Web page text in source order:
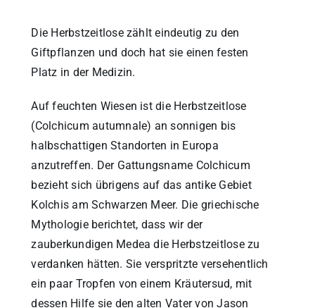
Die Herbstzeitlose zählt eindeutig zu den
Giftpflanzen und doch hat sie einen festen
Platz in der Medizin.
Auf feuchten Wiesen ist die Herbstzeitlose
(Colchicum autumnale) an sonnigen bis
halbschattigen Standorten in Europa
anzutreffen. Der Gattungsname Colchicum
bezieht sich übrigens auf das antike Gebiet
Kolchis am Schwarzen Meer. Die griechische
Mythologie berichtet, dass wir der
zauberkundigen Medea die Herbstzeitlose zu
verdanken hätten. Sie verspritzte versehentlich
ein paar Tropfen von einem Kräutersud, mit
dessen Hilfe sie den alten Vater von Jason